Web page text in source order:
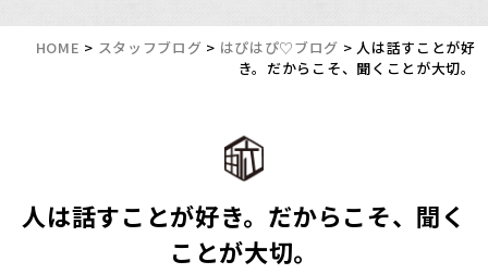
HOME > スタッフブログ > はぴはぴ♡ブログ > 人は話すことが好
き。だからこそ、聞くことが大切。
人は話すことが好き。だからこそ、聞く
ことが大切。